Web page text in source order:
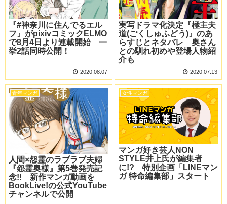
『#神奈川に住んでるエル
フ』がpixivコミックELMO
で8月4日より連載開始 一
挙2話同時公開！
2020.08.07
実写ドラマ化決定『極主夫
道(ごくしゅふどう)』のあ
らすじとネタバレ 奥さん
との馴れ初めや登場人物紹
介も
2020.07.13
青年マンガ
人間×怨霊のラブラブ夫婦
『怨霊奥様』第5巻発売記
念!! 新作マンガ動画を
BookLive!の公式YouTube
チャンネルで公開
女性マンガ
マンガ好き芸人NON
STYLE井上氏が編集者
に!? 特別企画「LINEマン
ガ 特命編集部」スタート